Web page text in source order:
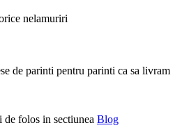
nelamuriri
de parinti pentru parinti ca sa livram
de folos in sectiunea Blog